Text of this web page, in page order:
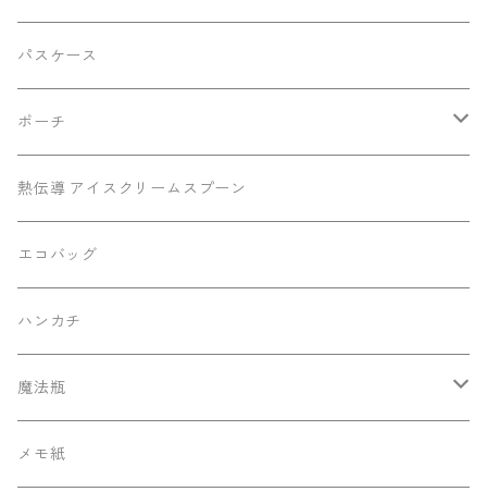
切り離しバックル2023Ver.
パスケース
ポーチ
底マチミニポーチ
マチありポーチ
熱伝導 アイスクリームスプーン
エコバッグ
ハンカチ
魔法瓶
130ml ポケットサーモボトル
メモ紙